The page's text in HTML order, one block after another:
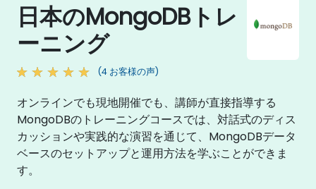
日本のMongoDBトレ
ーニング
(4 お客様の声)
オンラインでも現地開催でも、講師が直接指導する
MongoDBのトレーニングコースでは、対話式のディス
カッションや実践的な演習を通じて、MongoDBデータ
ベースのセットアップと運用方法を学ぶことができま
す。